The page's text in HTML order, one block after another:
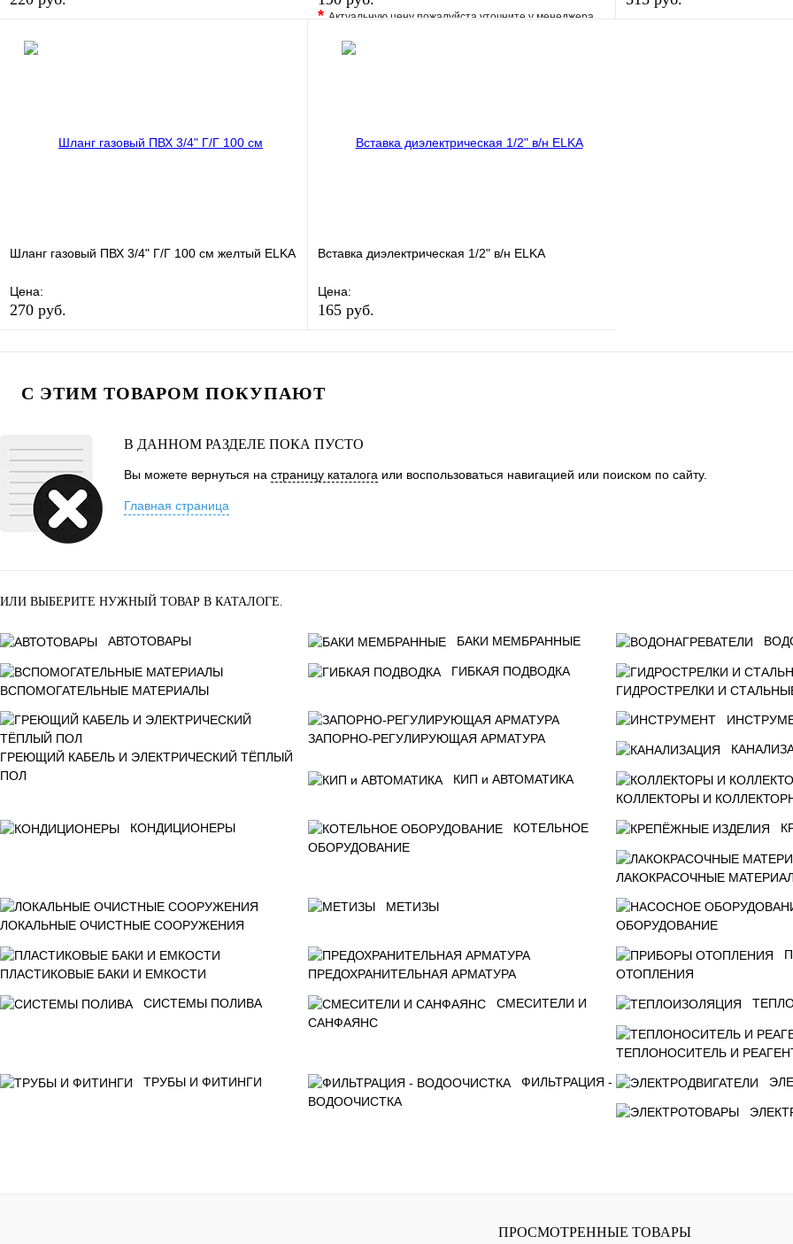
Купить в 1 клик
*Актуальную цену пожалуйста уточните у менеджера
В избранное
Шланг газовый ПВХ 3/4" Г/Г 100 см желтый ELKA
Цена:
270 руб.
Вставка диэлектрическая 1/2" в/н ELKA
Цена:
165 руб.
С ЭТИМ ТОВАРОМ ПОКУПАЮТ
В ДАННОМ РАЗДЕЛЕ ПОКА ПУСТО
Вы можете вернуться на страницу каталога или воспользоваться навигацией или поиском по сайту.
Главная страница
ИЛИ ВЫБЕРИТЕ НУЖНЫЙ ТОВАР В КАТАЛОГЕ.
АВТОТОВАРЫ БАКИ МЕМБРАННЫЕ
ВСПОМОГАТЕЛЬНЫЕ МАТЕРИАЛЫ
ГИБКАЯ ПОДВОДКА
ГИДРОСТРЕЛКИ И
ГРЕЮЩИЙ КАБЕЛЬ И ЭЛЕКТРИЧЕСКИЙ ТЁПЛЫЙ
ПОЛ
ЗАПОРНО-РЕГУЛИРУЮЩАЯ АРМАТУРА
КИП и АВТОМАТИКА
КОЛЛЕКТОРЫ И
КОНДИЦИОНЕРЫ
КОТЕЛЬНОЕ
ОБОРУДОВАНИЕ
ЛАКОКРАСОЧНЫЕ
ЛОКАЛЬНЫЕ ОЧИСТНЫЕ СООРУЖЕНИЯ
МЕТИЗЫ
ОБОРУДОВАНИЕ
ПЛАСТИКОВЫЕ БАКИ И ЕМКОСТИ ПРЕДОХРАНИТЕЛЬНАЯ АРМАТУРА
ОТОПЛЕНИЯ
СИСТЕМЫ ПОЛИВА
СМЕСИТЕЛИ И
САНФАЯНС
ТЕПЛОНОСИТЕЛЬ И
ТРУБЫ И ФИТИНГИ
ФИЛЬТРАЦИЯ -
ВОДООЧИСТКА
ПРОСМОТРЕННЫЕ ТОВАРЫ